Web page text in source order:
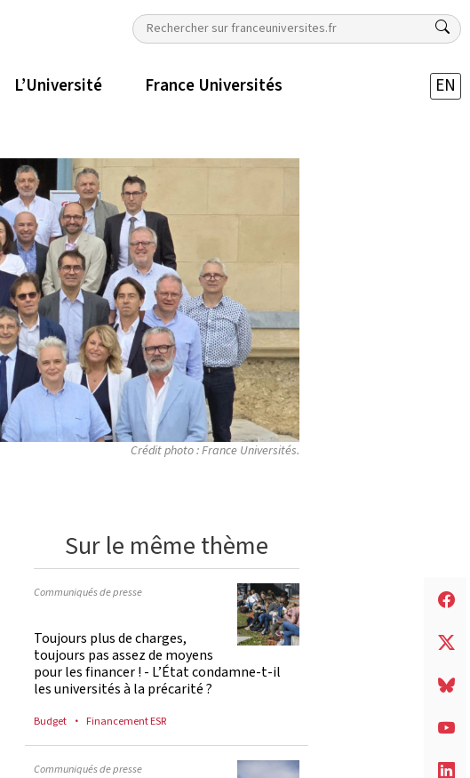
L’Université France Universités EN
Crédit photo : France Universités.
Sur le même thème
Communiqués de presse
Toujours plus de charges,
toujours pas assez de moyens
pour les financer ! - L’État condamne-t-il
les universités à la précarité ?
Budget Financement ESR
Communiqués de presse